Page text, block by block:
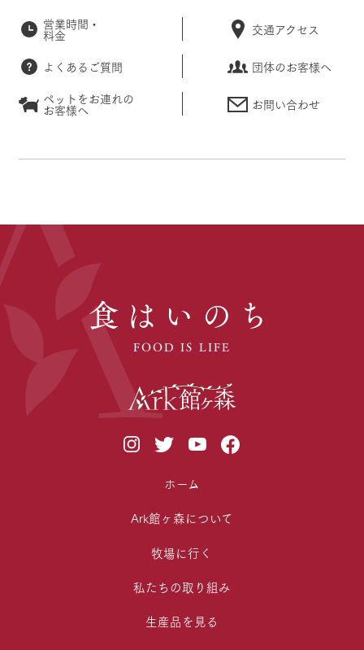
営業時間・
料金 交通アクセス
よくあるご質問
団体のお客様へ
ペットをお連れの
お客様へ お問い合わせ
食はいのち
FOOD IS LIFE
ホーム
Ark館ヶ森について
牧場に行く
私たちの取り組み
生産品を見る